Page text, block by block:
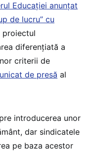
Educației anunțat
de lucru” cu
proiectul
diferențiată a
criterii de
de presă al
introducerea unor
dar sindicatele
pe baza acestor